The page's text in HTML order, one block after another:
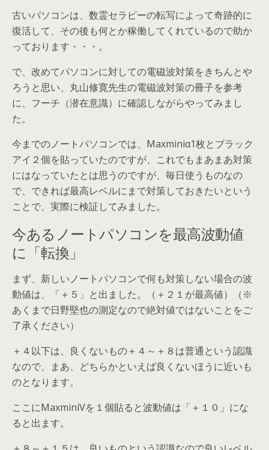
古いパソコンは、数霊セラピーの転写によって奇跡的に
復活して、その後も何とか稼働してくれているので助か
っております・・・。
で、改めてパソコンに対しての電磁波対策をきちんとや
ろうと思い、丸山修寛先生の電磁波対策の冊子を参考
に、フーチ（潜在意識）に確認しながらやってみまし
た。
今までのノートパソコンでは、Maxminiα1枚とブラック
アイ２個を貼っていたのですが、これでもまあまあ対策
にはなっていたとは思うのですが、毎日使うものなの
で、できれば最高レベルにまで対策しておきたいという
ことで、実際に検証してみました。
今あるノートパソコンを最高波動値
に「転換」
まず、新しいノートパソコンで何も対策しない場合の波
動値は、「＋５」と出ました。（＋２１が最高値）（※
あくまで日野堅也の測定なので絶対値ではないことをご
了承ください）
＋４以下は、良くないもの＋４～＋８は普通という認識
なので、まあ、どちらかといえば良くないほうに近いも
のとなります。
ここにMaxminiVを１個貼ると波動値は「＋１０」にな
ると出ます。